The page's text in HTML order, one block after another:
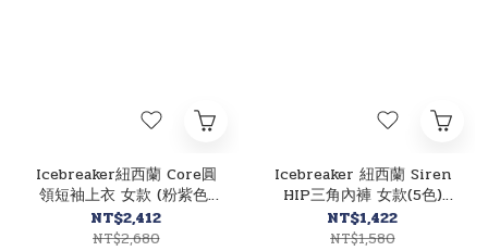
Icebreaker紐西蘭 Core圓
領短袖上衣 女款 (粉紫色)
10IB0A56Y4
NT$2,412
NT$2,680
Icebreaker 紐西蘭 Siren
HIP三角內褲 女款(5色)
22IB104704
NT$1,422
NT$1,580